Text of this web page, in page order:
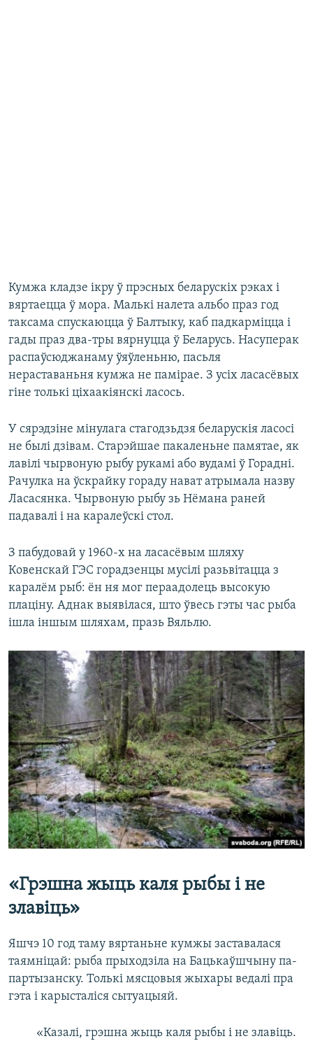
​Кумжа кладзе ікру ў прэсных беларускіх рэках і
вяртаецца ў мора. Малькі налета альбо праз год
таксама спускаюцца ў Балтыку, каб падкарміцца і
гады праз два-тры вярнуцца ў Беларусь. Насуперак
распаўсюджанаму ўяўленьню, пасьля
нераставаньня кумжа не памірае. З усіх ласасёвых
гіне толькі ціхаакіянскі ласось.​
У сярэдзіне мінулага стагодзьдзя беларускія ласосі
не былі дзівам. Старэйшае пакаленьне памятае, як
лавілі чырвоную рыбу рукамі або вудамі ў Горадні.
Рачулка на ўскрайку гораду нават атрымала назву
Ласасянка. Чырвоную рыбу зь Нёмана раней
падавалі і на каралеўскі стол.
З пабудовай у 1960-х на ласасёвым шляху
Ковенскай ГЭС горадзенцы мусілі разьвітацца з
каралём рыб: ён ня мог пераадолець высокую
плаціну. Аднак выявілася, што ўвесь гэты час рыба
ішла іншым шляхам, празь Вяльлю.
«Грэшна жыць каля рыбы і не
злавіць»
Яшчэ 10 год таму вяртаньне кумжы заставалася
таямніцай: рыба прыходзіла на Бацькаўшчыну па-
партызанску. Толькі мясцовыя жыхары ведалі пра
гэта і карысталіся сытуацыяй.
«Казалі, грэшна жыць каля рыбы і не злавіць.